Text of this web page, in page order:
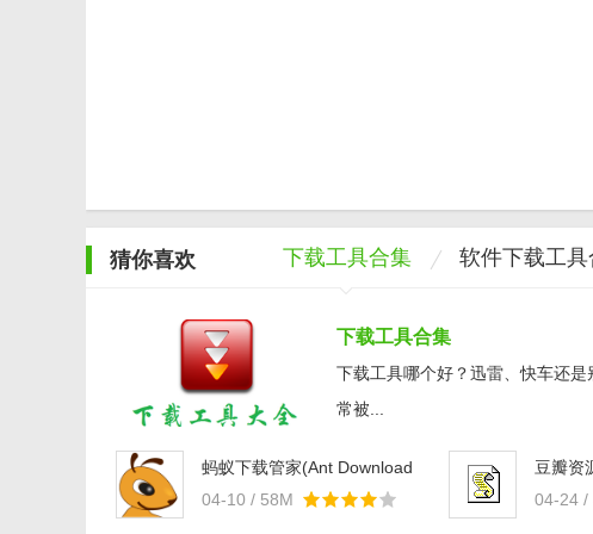
猜你喜欢 下载工具合集 软件下载工具
下载工具合集
下载工具哪个好？迅雷、快车还
常被...
蚂蚁下载管家(Ant Download
04-10 / 58M
豆瓣资
04-24 /